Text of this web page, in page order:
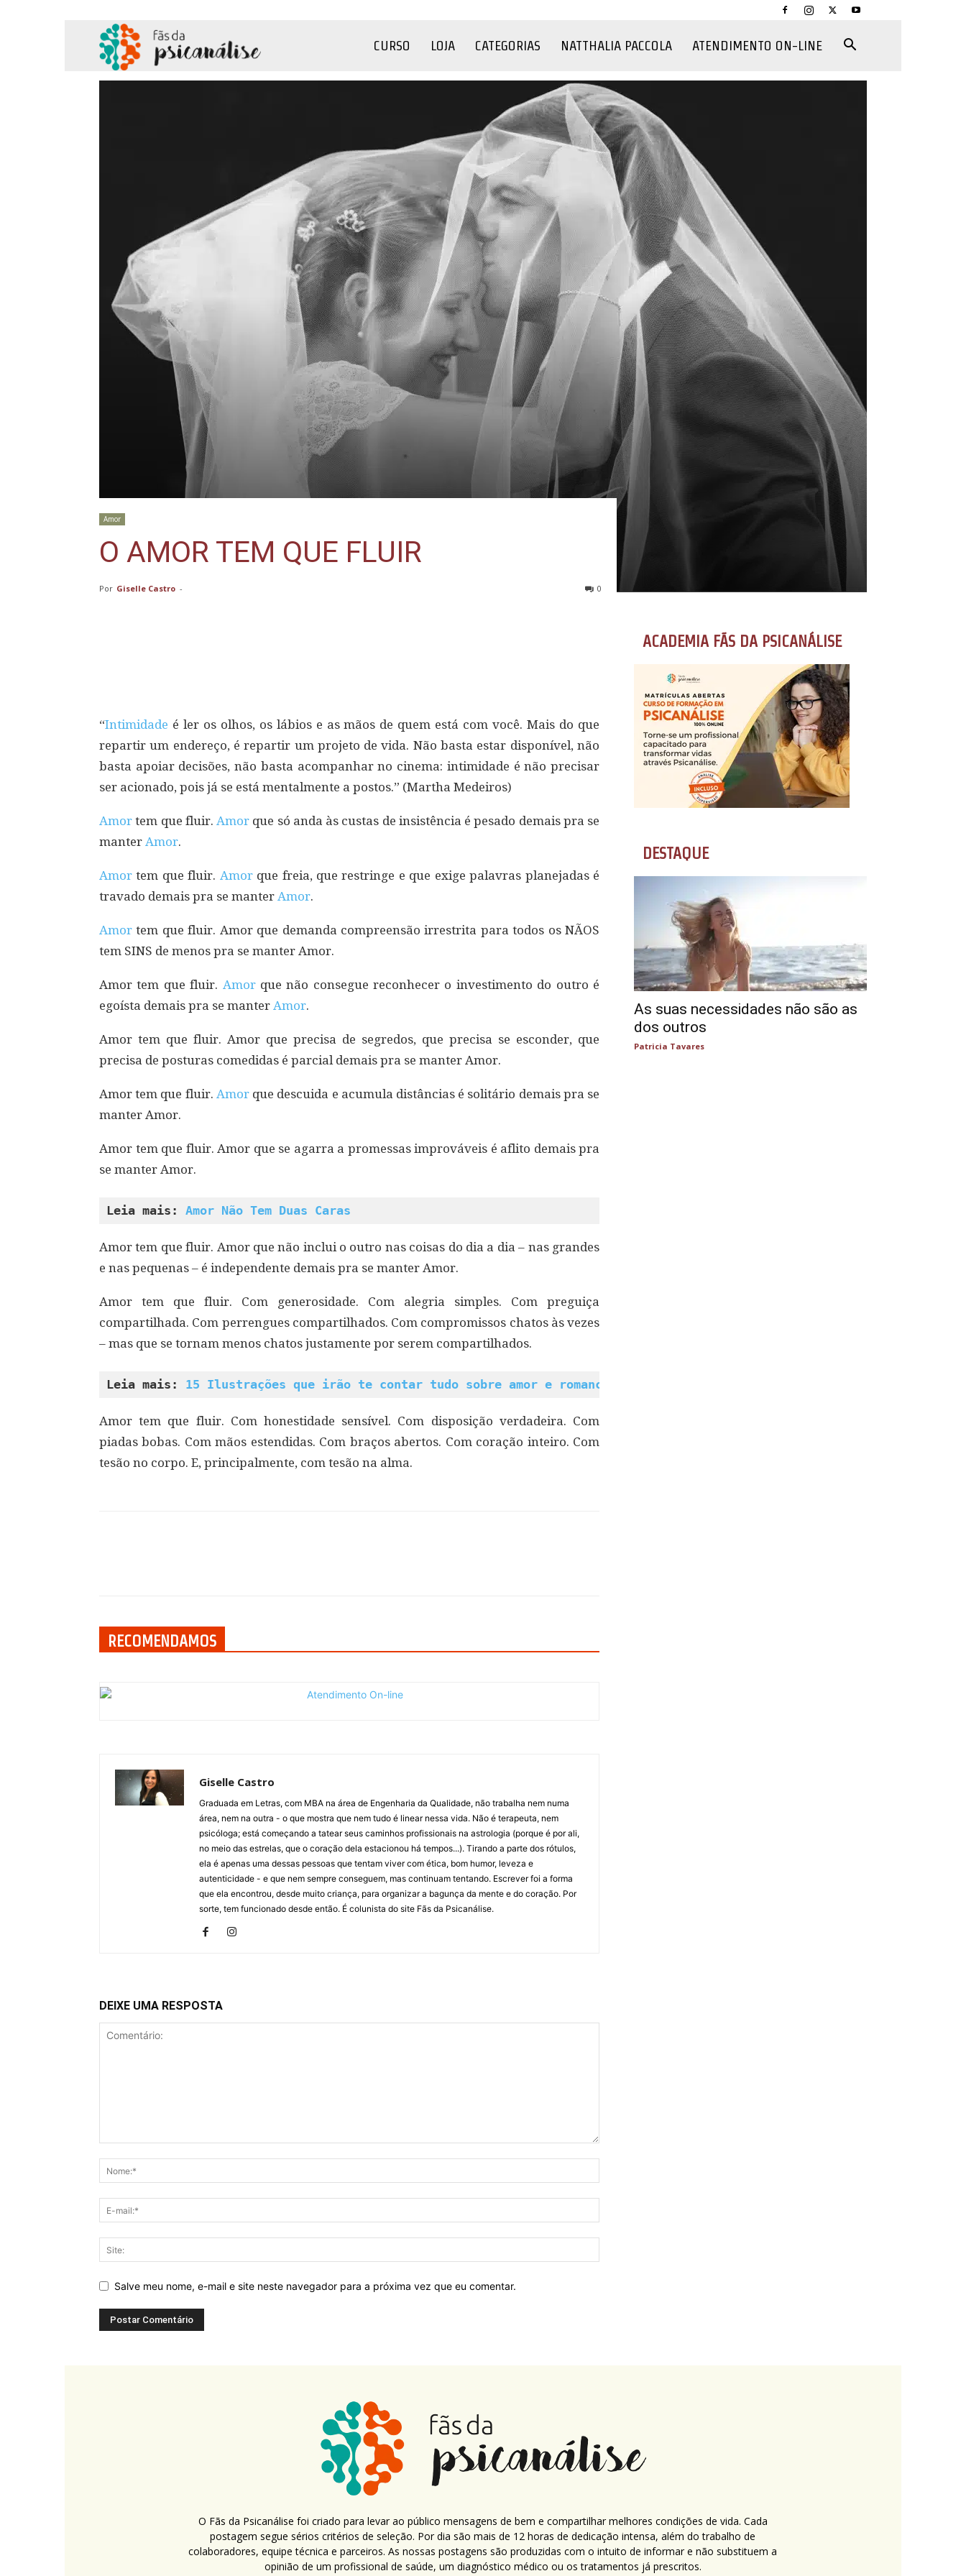
CURSO LOJA CATEGORIAS NATTHALIA PACCOLA ATENDIMENTO ON-LINE
Amor
O AMOR TEM QUE FLUIR
Por Giselle Castro - 0
“Intimidade é ler os olhos, os lábios e as mãos de quem está com você. Mais do que
repartir um endereço, é repartir um projeto de vida. Não basta estar disponível, não
basta apoiar decisões, não basta acompanhar no cinema: intimidade é não precisar
ser acionado, pois já se está mentalmente a postos.” (Martha Medeiros)
Amor tem que fluir. Amor que só anda às custas de insistência é pesado demais pra se
manter Amor.
Amor tem que fluir. Amorque freia, que restringe e que exige palavras planejadas é
travado demais pra se manter Amor.
Amor tem que fluir. Amor que demanda compreensão irrestrita para todos os NÃOS
tem SINS de menos pra se manter Amor.
Amor tem que fluir. Amorque não consegue reconhecer o investimento do outro é
egoísta demais pra se manter Amor.
Amor tem que fluir. Amor que precisa de segredos, que precisa se esconder, que
precisa de posturas comedidas é parcial demais pra se manter Amor.
Amor tem que fluir. Amorque descuida e acumula distâncias é solitário demais pra se
manter Amor.
Amor tem que fluir. Amor que se agarra a promessas improváveis é aflito demais pra
se manter Amor.
Leia mais: Amor Não Tem Duas Caras
Amor tem que fluir. Amor que não inclui o outro nas coisas do dia a dia – nas grandes
e nas pequenas – é independente demais pra se manter Amor.
Amor tem que fluir. Com generosidade. Com alegria simples. Com preguiça
compartilhada. Com perrengues compartilhados. Com compromissos chatos às vezes
– mas que se tornam menos chatos justamente por serem compartilhados.
Leia mais: 15 Ilustrações que irão te contar tudo sobre amor e romance
Amor tem que fluir. Com honestidade sensível. Com disposição verdadeira. Com
piadas bobas. Com mãos estendidas. Com braços abertos. Com coração inteiro. Com
tesão no corpo. E, principalmente, com tesão na alma.
RECOMENDAMOS
Giselle Castro
Graduada em Letras, com MBA na área de Engenharia da Qualidade, não trabalha nem numa
área, nem na outra - o que mostra que nem tudo é linear nessa vida. Não é terapeuta, nem
psicóloga; está começando a tatear seus caminhos profissionais na astrologia (porque é por ali,
no meio das estrelas, que o coração dela estacionou há tempos...). Tirando a parte dos rótulos,
ela é apenas uma dessas pessoas que tentam viver com ética, bom humor, leveza e
autenticidade - e que nem sempre conseguem, mas continuam tentando. Escrever foi a forma
que ela encontrou, desde muito criança, para organizar a bagunça da mente e do coração. Por
sorte, tem funcionado desde então. É colunista do site Fãs da Psicanálise.
DEIXE UMA RESPOSTA
Salve meu nome, e-mail e site neste navegador para a próxima vez que eu comentar.
ACADEMIA FÃS DA PSICANÁLISE
DESTAQUE
As suas necessidades não são as
dos outros
Patricia Tavares
O Fãs da Psicanálise foi criado para levar ao público mensagens de bem e compartilhar melhores condições de vida. Cada
postagem segue sérios critérios de seleção. Por dia são mais de 12 horas de dedicação intensa, além do trabalho de
colaboradores, equipe técnica e parceiros. As nossas postagens são produzidas com o intuito de informar e não substituem a
opinião de um profissional de saúde, um diagnóstico médico ou os tratamentos já prescritos.